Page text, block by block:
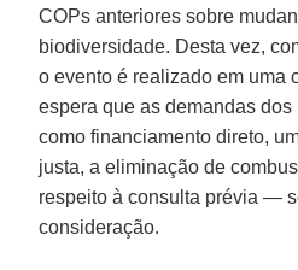
COPs anteriores sobre
biodiversidade. Desta vez,
o evento é realizado em uma
espera que as demandas
como financiamento direto,
justa, a eliminação de
respeito à consulta prévia —
consideração.